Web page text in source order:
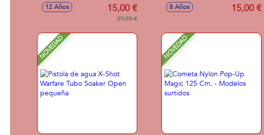
12 Años 15,00 €
29,95 €
8 Años 15,00 €
NOVEDAD NOVEDAD